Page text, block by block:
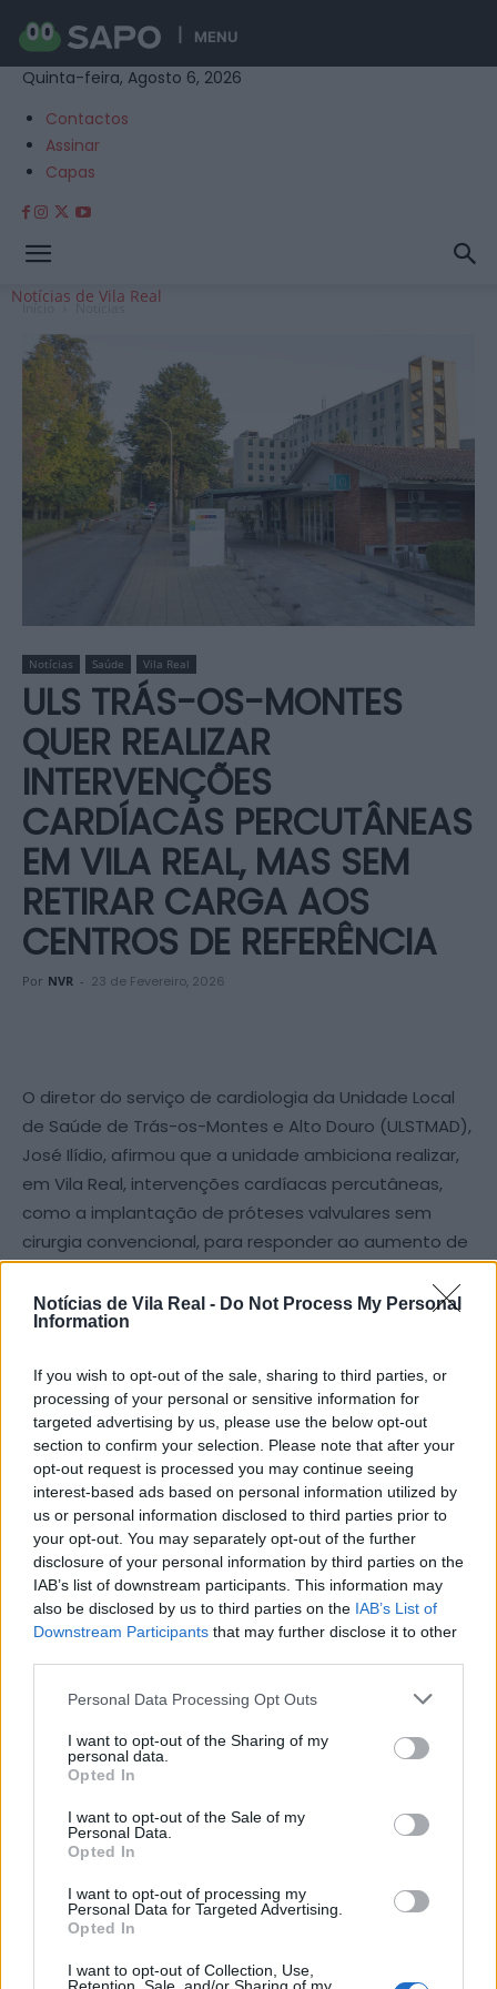
Notícias de Vila Real - Do Not Process My Personal
Information
If you wish to opt-out of the sale, sharing to third parties, or
processing of your personal or sensitive information for
targeted advertising by us, please use the below opt-out
section to confirm your selection. Please note that after your
opt-out request is processed you may continue seeing
interest-based ads based on personal information utilized by
us or personal information disclosed to third parties prior to
your opt-out. You may separately opt-out of the further
disclosure of your personal information by third parties on the
IAB’s list of downstream participants. This information may
also be disclosed by us to third parties on the IAB’s List of
Downstream Participants that may further disclose it to other
Personal Data Processing Opt Outs
I want to opt-out of the Sharing of my
personal data.
Opted In
I want to opt-out of the Sale of my
Personal Data.
Opted In
I want to opt-out of processing my
Personal Data for Targeted Advertising.
Opted In
I want to opt-out of Collection, Use,
MENU
Quinta-feira, Agosto 6, 2026
Contactos
Assinar
Capas
Notícias de Vila Real
Início Notícias
Notícias Saúde Vila Real
ULS TRÁS-OS-MONTES
QUER REALIZAR
INTERVENÇÕES
CARDÍACAS PERCUTÂNEAS
EM VILA REAL, MAS SEM
RETIRAR CARGA AOS
CENTROS DE REFERÊNCIA
Por NVR - 23 de Fevereiro, 2026
O diretor do serviço de cardiologia da Unidade Local
de Saúde de Trás-os-Montes e Alto Douro (ULSTMAD),
José Ilídio, afirmou que a unidade ambiciona realizar,
em Vila Real, intervenções cardíacas percutâneas,
como a implantação de próteses valvulares sem
cirurgia convencional, para responder ao aumento de
doentes com estas patologias. Esta intenção foi
expressa no contexto de uma carta subscrita por
quatro serviços de cardiologia do Norte dirigida à
que necessitam de cirurgia ou intervenção valvular.
José Ilídio garantiu que a criação de capacidade para
este tipo de procedimentos “não é um esvaziamento
de serviços” nos centros de referência existentes,
nomeadamente nos hospitais de Vila Nova de
Gaia/Espinho e São João, no Porto, que continuam a
ser fundamentais na resposta a casos complexos.
O responsável explicou que o número de doentes
em grande parte devido ao envelhecimento da
população, e que a resposta atual, embora eficaz,
enfrenta limitações face à procura crescente.
A proposta da ULS de Trás-os-Montes surge num
debate mais amplo sobre a capacidade da rede
necessidades em cardiologia intervencionista, sem
comprometer a atividade dos centros de referência
já existentes.